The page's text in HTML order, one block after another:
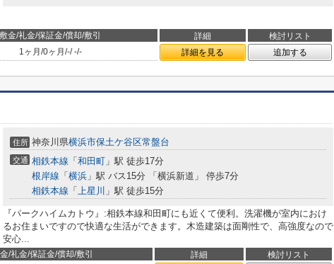
敷金/礼金/保証金/償却/敷引 詳細 検討リスト
1ヶ月 /0ヶ月 /-/-/- 詳細を見る 追加する
住所 神奈川県横浜市保土ケ谷区常盤台
交通 相鉄本線 「 和田町 」駅 徒歩17分
根岸線 「 横浜 」駅 バス15分 「横浜新道」 停歩7分
相鉄本線 「 上星川 」駅 徒歩15分
『パークハイムカトウ』:相鉄本線和田町にも近くて便利。洗濯機が室内におけ
るお住まいですので快適な生活ができます。木造建築は面剛性で、高強度なので
安心...
/礼金/保証金/償却/敷引 詳細 検討リスト